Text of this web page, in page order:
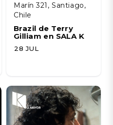
Marín 321, Santiago,
Chile
Brazil de Terry
Gilliam en SALA K
28 JUL